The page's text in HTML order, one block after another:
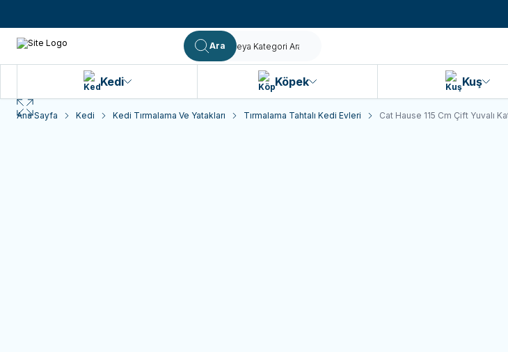
Ara
Kedi Köpek Kuş
Ana Sayfa Kedi Kedi Tırmalama Ve Yatakları Tırmalama Tahtalı Kedi Evleri Cat Hause 115 Cm Çift Yuvalı